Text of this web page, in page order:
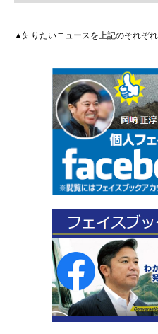
▲知りたいニュースを上記のそれぞ